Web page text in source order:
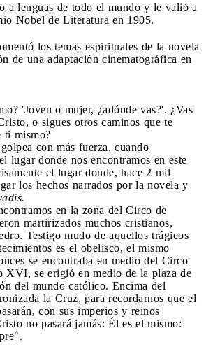
a lenguas de todo el mundo y le valió a
Nobel de Literatura en 1905.
los temas espirituales de la novela
de una adaptación cinematográfica en
'Joven o mujer, ¿adónde vas?'. ¿Vas
o sigues otros caminos que te
ti mismo?
con más fuerza, cuando
lugar donde nos encontramos en este
el lugar donde, hace 2 mil
los hechos narrados por la novela y
en la zona del Circo de
martirizados muchos cristianos,
Testigo mudo de aquellos trágicos
es el obelisco, el mismo
se encontraba en medio del Circo
XVI, se erigió en medio de la plaza de
del mundo católico. Encima del
la Cruz, para recordarnos que el
con sus imperios y reinos
no pasará jamás: Él es el mismo: